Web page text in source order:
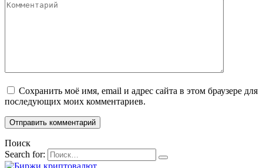
Сохранить моё имя, email и адрес сайта в этом браузере для
последующих моих комментариев.
Поиск
Search for: